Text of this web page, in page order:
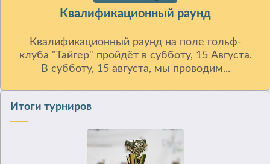
Квалификационный раунд
Квалификационный раунд на поле гольф-
клуба "Тайгер" пройдёт в субботу, 15 Августа.
В субботу, 15 августа, мы проводим...
Итоги турниров